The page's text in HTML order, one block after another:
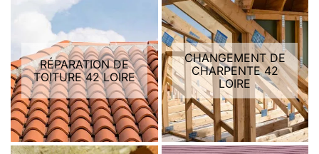
RÉPARATION DE
TOITURE 42 LOIRE
CHANGEMENT DE
CHARPENTE 42
LOIRE